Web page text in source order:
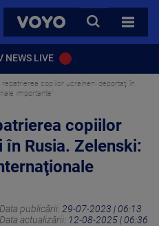
VOYO
CAUTA
TOATE
NEWS LIVE
repatrierea copiilor ucraineni deportaţi în
importante"
copiilor
Rusia. Zelenski:
Data publicării: 29-07-2023 | 06:13
Data actualizării: 12-08-2025 | 06:36